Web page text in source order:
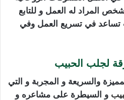
المراد له العمل و للتابع
تساعد في تسريع العمل وفي
لجلب الحبيب
والسريعة و المجربة و التي
و السيطرة على مشاعره و